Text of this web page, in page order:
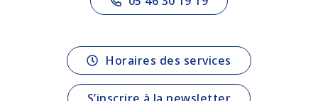
Horaires des services